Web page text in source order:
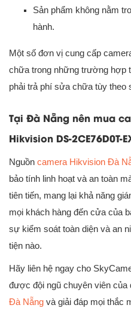
Sản phẩm không nằm
hành.
Một số đơn vị cung cấp
chữa trong những trường hợp
phải trả phí sửa chữa tùy theo
Tại Đà Nẵng nên mua
Hikvision DS-2CE76D0T-
Nguồn camera Hikvision Đà
bảo tính linh hoạt và an toàn
tiên tiến, mang lại khả năng
mọi khách hàng đến cửa của
sự kiểm soát toàn diện và an
tiện nào.
Hãy liên hệ ngay cho
được đội ngũ chuyên viên của
Đà Nẵng và giải đáp mọi thắc